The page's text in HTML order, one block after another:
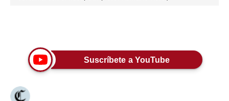
Mundo
EEUU
Suscríbete a YouTube